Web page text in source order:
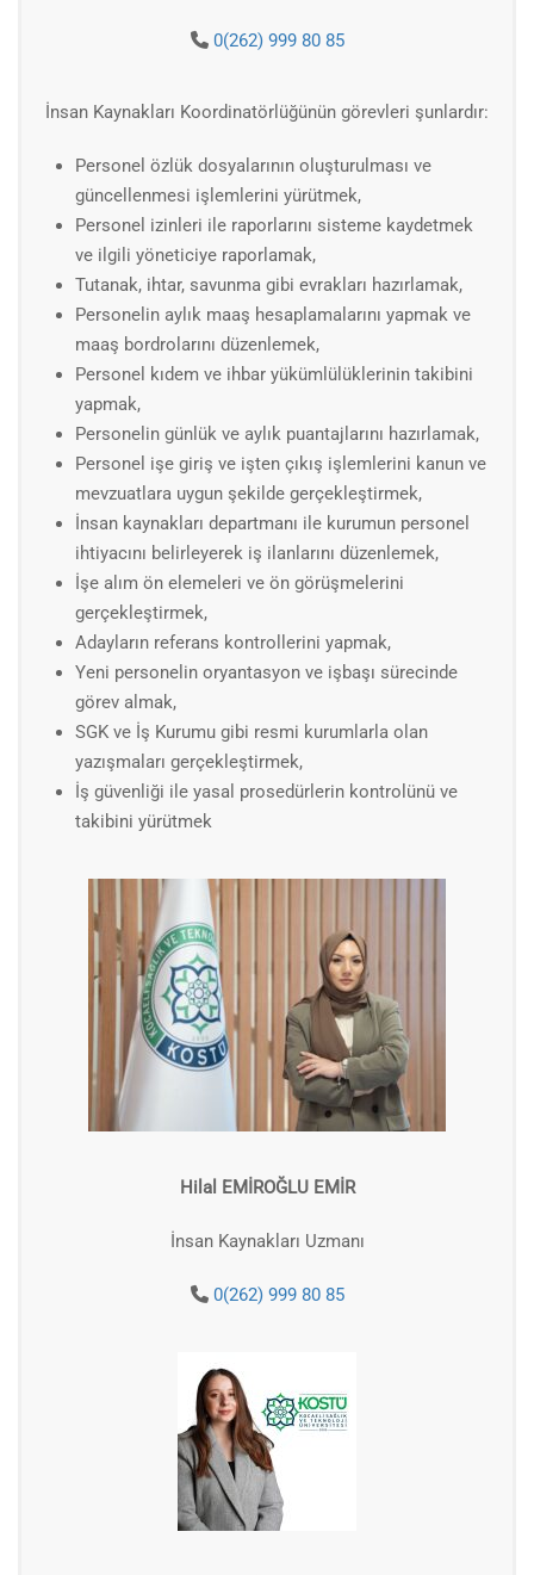
0(262) 999 80 85
İnsan Kaynakları Koordinatörlüğünün görevleri şunlardır:
Personel özlük dosyalarının oluşturulması ve
güncellenmesi işlemlerini yürütmek,
Personel izinleri ile raporlarını sisteme kaydetmek
ve ilgili yöneticiye raporlamak,
Tutanak, ihtar, savunma gibi evrakları hazırlamak,
Personelin aylık maaş hesaplamalarını yapmak ve
maaş bordrolarını düzenlemek,
Personel kıdem ve ihbar yükümlülüklerinin takibini
yapmak,
Personelin günlük ve aylık puantajlarını hazırlamak,
Personel işe giriş ve işten çıkış işlemlerini kanun ve
mevzuatlara uygun şekilde gerçekleştirmek,
İnsan kaynakları departmanı ile kurumun personel
ihtiyacını belirleyerek iş ilanlarını düzenlemek,
İşe alım ön elemeleri ve ön görüşmelerini
gerçekleştirmek,
Adayların referans kontrollerini yapmak,
Yeni personelin oryantasyon ve işbaşı sürecinde
görev almak,
SGK ve İş Kurumu gibi resmi kurumlarla olan
yazışmaları gerçekleştirmek,
İş güvenliği ile yasal prosedürlerin kontrolünü ve
takibini yürütmek
Hilal EMİROĞLU EMİR
İnsan Kaynakları Uzmanı
0(262) 999 80 85